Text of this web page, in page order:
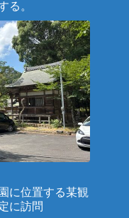
る。
に位置する某観
に訪問